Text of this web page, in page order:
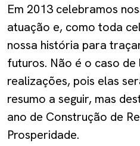
Em 2013 celebramos
atuação e, como toda
nossa história para
futuros. Não é o caso
realizações, pois elas
resumo a seguir, mas
ano de Construção de
Prosperidade.